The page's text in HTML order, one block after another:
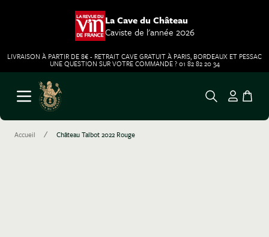
La Cave du Château
Caviste de l'année 2026
LIVRAISON À PARTIR DE 8€ - RETRAIT CAVE GRATUIT À PARIS, BORDEAUX ET PESSAC
UNE QUESTION SUR VOTRE COMMANDE ? 01 82 82 20 34
Aller au contenu
Ouvrir le menu
Accueil / Château Talbot 2022 Rouge